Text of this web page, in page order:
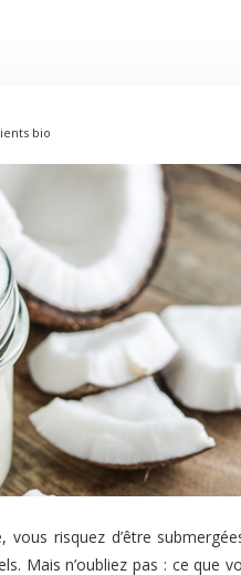
bio
vous risquez d’être
Mais n’oubliez pas : ce